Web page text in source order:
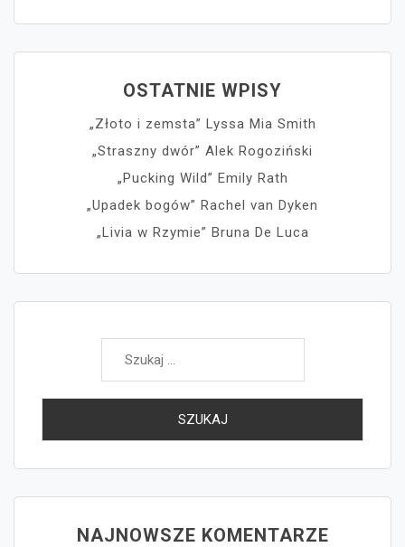
OSTATNIE WPISY
„Złoto i zemsta” Lyssa Mia Smith
„Straszny dwór” Alek Rogoziński
„Pucking Wild” Emily Rath
„Upadek bogów” Rachel van Dyken
„Livia w Rzymie” Bruna De Luca
Szukaj:
NAJNOWSZE KOMENTARZE